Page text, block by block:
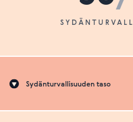
Sydänturvallisuuden taso